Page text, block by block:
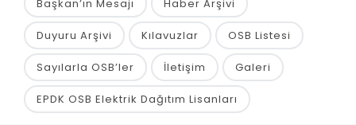
Başkan’ın Mesajı Haber Arşivi
Duyuru Arşivi Kılavuzlar OSB Listesi
Sayılarla OSB’ler İletişim Galeri
EPDK OSB Elektrik Dağıtım Lisanları